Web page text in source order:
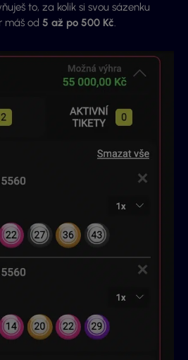
to, za kolik si svou sázenku
máš od 5 až po 500 Kč.